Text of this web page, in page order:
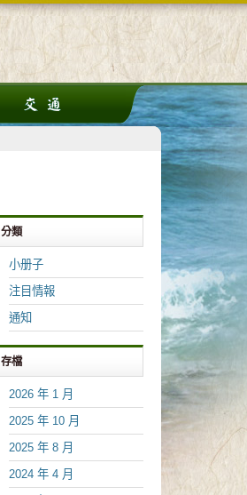
分類
小册子
注目情報
通知
存檔
2026 年 1 月
2025 年 10 月
2025 年 8 月
2024 年 4 月